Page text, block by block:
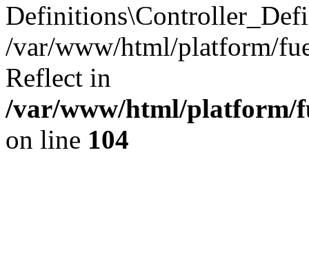
/var/www/html/platform/
Reflect in
/var/www/html/platform/
on line 104